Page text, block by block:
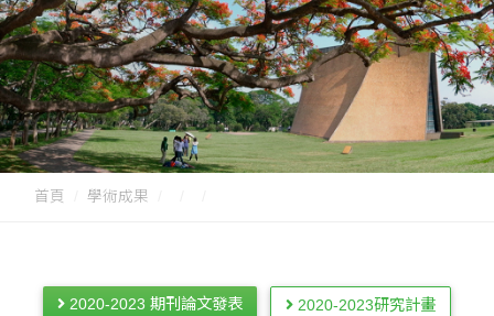
首頁 學術成果
2020-2023 期刊論文發表 2020-2023研究計畫